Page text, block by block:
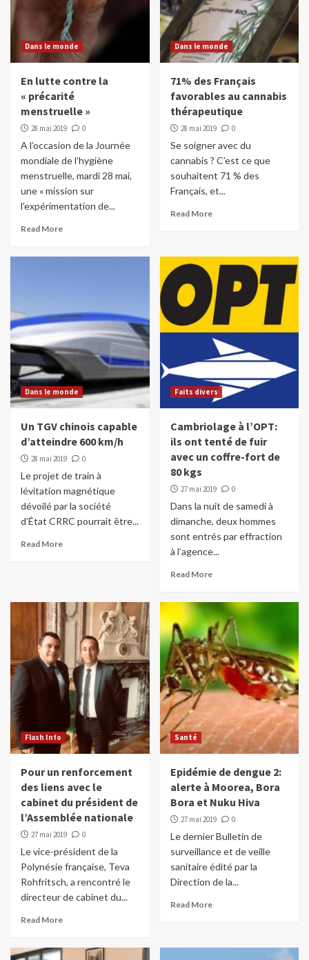
Dans le monde
En lutte contre la
« précarité
menstruelle »
28 mai 2019 0
A l’occasion de la Journée
mondiale de l’hygiène
menstruelle, mardi 28 mai,
une « mission sur
l’expérimentation de...
Read More
Dans le monde
71% des Français
favorables au cannabis
thérapeutique
28 mai 2019 0
Se soigner avec du
cannabis ? C’est ce que
souhaitent 71 % des
Français, et...
Read More
Dans le monde
Un TGV chinois capable
d’atteindre 600 km/h
28 mai 2019 0
Le projet de train à
lévitation magnétique
dévoilé par la société
d’État CRRC pourrait être...
Read More
Faits divers
Cambriolage à l’OPT:
ils ont tenté de fuir
avec un coffre-fort de
80 kgs
27 mai 2019 0
Dans la nuit de samedi à
dimanche, deux hommes
sont entrés par effraction
à l’agence...
Read More
Flash Info
Pour un renforcement
des liens avec le
cabinet du président de
l’Assemblée nationale
27 mai 2019 0
Le vice-président de la
Polynésie française, Teva
Rohfritsch, a rencontré le
directeur de cabinet du...
Read More
Santé
Epidémie de dengue 2:
alerte à Moorea, Bora
Bora et Nuku Hiva
27 mai 2019 0
Le dernier Bulletin de
surveillance et de veille
sanitaire édité par la
Direction de la...
Read More